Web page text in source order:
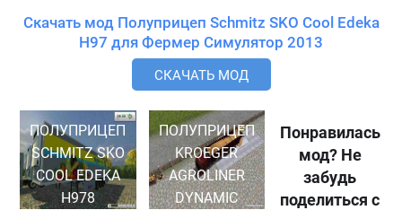
Скачать мод Полуприцеп Schmitz SKO Cool Edeka
H97 для Фермер Симулятор 2013
СКАЧАТЬ МОД
ПОЛУПРИЦЕП
SCHMITZ SKO
COOL EDEKA
H978
ПОЛУПРИЦЕП
KROEGER
AGROLINER
DYNAMIC
Понравилась
мод? Не
забудь
поделиться с